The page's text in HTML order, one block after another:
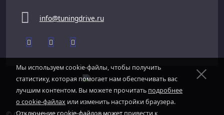
info@tuningdrive.ru
Мы используем cookie-файлы, чтобы получить
статистику, которая помогает нам обеспечивать вас
лучшим контентом. Вы можете прочитать подробнее
о cookie-файлах или изменить настройки браузера.
Отключение cookie-файлов может привести к